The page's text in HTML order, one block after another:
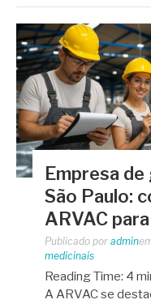
Empresa
São Paulo:
ARVAC
Publicado por admin
medicinais
Reading Time: 4
A ARVAC se